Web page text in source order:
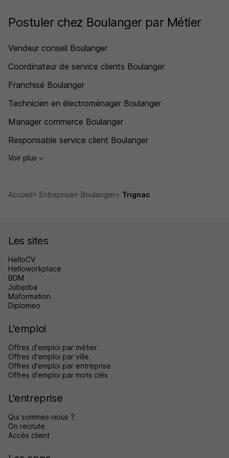
Postuler chez Boulanger par Métier
Vendeur conseil Boulanger
Coordinateur de service clients Boulanger
Franchisé Boulanger
Technicien en électroménager Boulanger
Manager commerce Boulanger
Responsable service client Boulanger
Voir plus
Accueil Entreprise Boulanger Trignac
Les sites
HelloCV
Helloworkplace
BDM
Jobijoba
Maformation
Diplomeo
L'emploi
Offres d'emploi par métier
Offres d'emploi par ville
Offres d'emploi par entreprise
Offres d'emploi par mots clés
L'entreprise
Qui sommes-nous ?
On recrute
Accès client